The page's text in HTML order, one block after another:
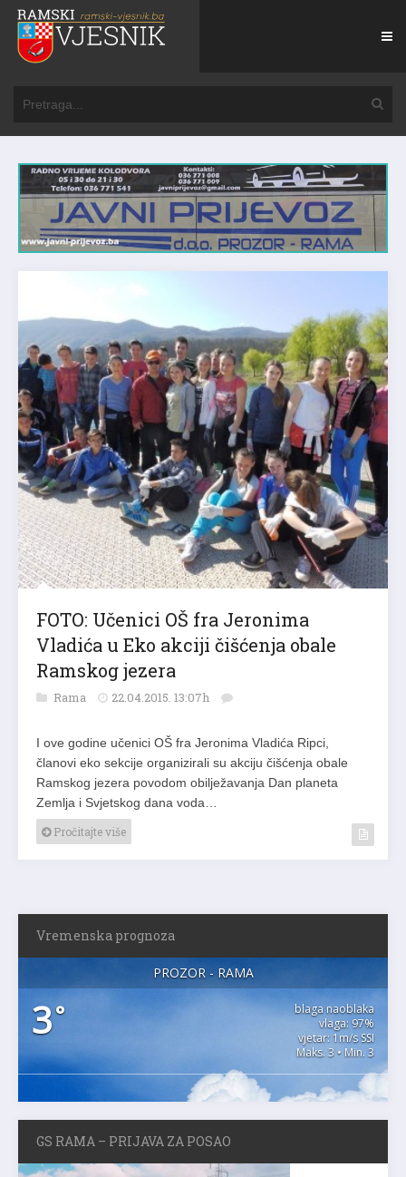
FOTO: Učenici OŠ fra Jeronima
Vladića u Eko akciji čišćenja obale
Ramskog jezera
Rama 22.04.2015. 13:07h
I ove godine učenici OŠ fra Jeronima Vladića Ripci,
članovi eko sekcije organizirali su akciju čišćenja obale
Ramskog jezera povodom obilježavanja Dan planeta
Zemlja i Svjetskog dana voda…
Pročitajte više
Vremenska prognoza
PROZOR - RAMA
3°
blaga naoblaka
vlaga: 97%
vjetar: 1m/s SSI
Maks. 3 • Min. 3
GS RAMA – PRIJAVA ZA POSAO